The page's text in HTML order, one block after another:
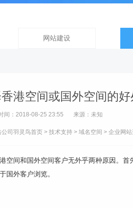
网站建设
港空间或国外空间的好
间：2018-08-25 23:55 来源：未知
司 羽灵鸟首页 > 技术支持 > 域名空间 > 企业网
间和国外空间客户无外乎两种原因。首
国外客户浏览。